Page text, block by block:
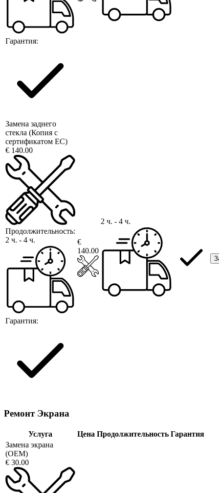
Гарантия:
Замена заднего
стекла (Копия с
сертификатом ЕС)
€ 140.00
Продолжительность:
2 ч. - 4 ч.
Гарантия:
€
140.00
2 ч. - 4 ч.
Ремонт Экрана
Услуга Цена Продолжительность Гарантия
Замена экрана
(OEM)
€ 30.00